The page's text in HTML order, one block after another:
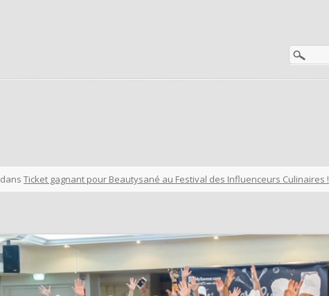
dans Ticket gagnant pour Beautysané au Festival des Influenceurs Culinaires !